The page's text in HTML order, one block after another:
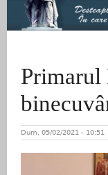
Primarul
Dum, 05/02/2021 - 10:51